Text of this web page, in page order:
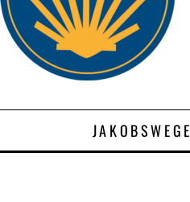
JAKOBSWEGE